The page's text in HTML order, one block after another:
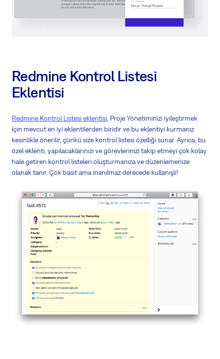
Redmine Kontrol Listesi
Eklentisi
Redmine Kontrol Listesi eklentisi , Proje Yönetiminizi iyileştirmek
için mevcut en iyi eklentilerden biridir ve bu eklentiyi kurmanız
kesinlikle önerilir, çünkü size kontrol listesi özelliği sunar. Ayrıca, bu
özel eklenti, yapılacaklarınızı ve görevlerinizi takip etmeyi çok kolay
hale getiren kontrol listeleri oluşturmanıza ve düzenlemenize
olanak tanır. Çok basit ama inanılmaz derecede kullanışlı!